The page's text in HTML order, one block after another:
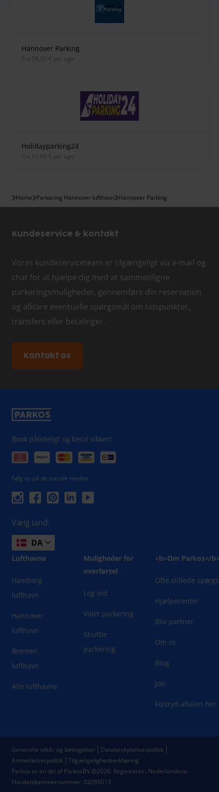
Hannover Parking
fra 58,00 € per uge
Holidayparking24
fra 51,00 € per uge
Home Parkering Hannover lufthavn Hannover Parking
Kundeservice & kontakt
Vores kundeserviceteam er tilgængeligt via e-mail og
chat for at hjælpe dig med at sammenligne
parkeringsmuligheder, gennemføre din reservation
og afklare eventuelle spørgsmål om tidspunkter,
transfers eller betalinger.
Kontakt os
Book pålideligt og betal sikkert
Følg os på de sociale medier
Vælg land:
DA
Lufthavne
Hamborg
lufthavn
Hannover
lufthavn
Bremen
lufthavn
Alle lufthavne
Muligheder for
overførsel
Log Ind
Valet parkering
Shuttle
parkering
<b>Om Parkos</
Ofte stillede
Hjælpecenter
Bliv partner
Om os
Blog
Job
Fortryd aftalen her
Parkos er en del af ParkosBV @2026. Registreret i Nederlandene.
Handelskammernummer: 02095013
Generelle vilkår og betingelser
Databeskyttelsespolitik
Anmeldelsespolitik
Tilgængelighedserklæring